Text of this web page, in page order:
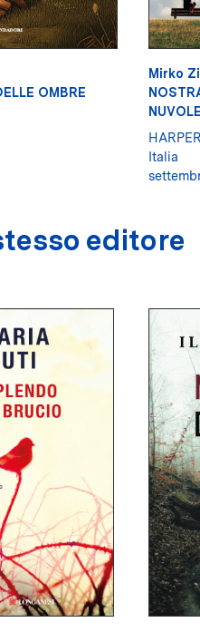
OMBRE
Mirko
NUVOLE
Italia
editore